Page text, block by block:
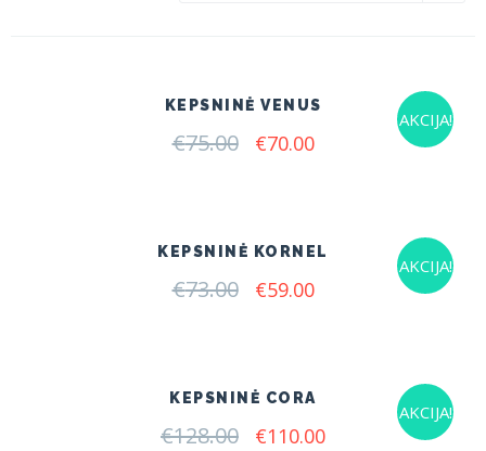
AKCIJA!
KEPSNINĖ VENUS
€75.00 Original
€70.00Current
AKCIJA!
KEPSNINĖ KORNEL
€73.00 Original
€59.00Current
AKCIJA!
KEPSNINĖ CORA
€128.00 Original
€110.00Current